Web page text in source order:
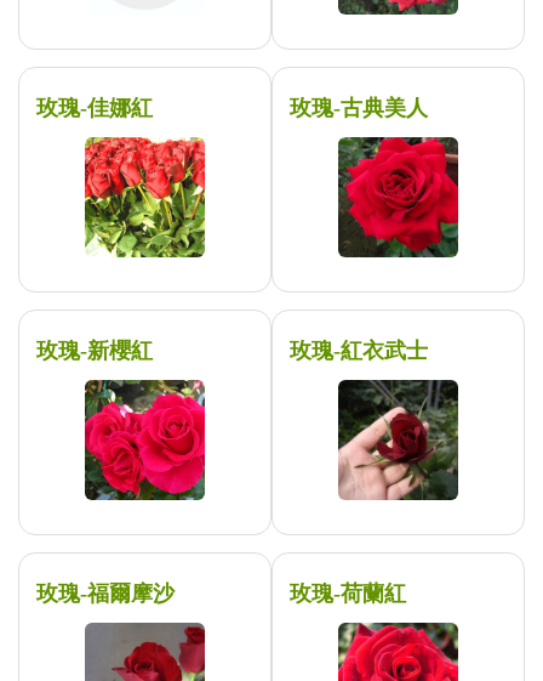
玫瑰-佳娜紅 玫瑰-古典美人
玫瑰-新櫻紅 玫瑰-紅衣武士
玫瑰-福爾摩沙 玫瑰-荷蘭紅